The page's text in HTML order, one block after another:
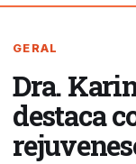
GERAL
Dra.
destaca